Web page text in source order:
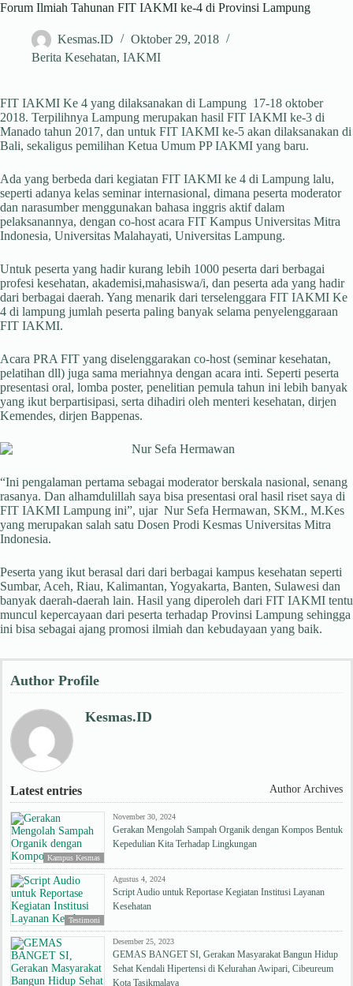
Forum Ilmiah Tahunan FIT IAKMI ke-4 di Provinsi Lampung
Kesmas.ID
Oktober 29, 2018
Berita Kesehatan, IAKMI
FIT IAKMI Ke 4 yang dilaksanakan di Lampung 17-18 oktober
2018. Terpilihnya Lampung merupakan hasil FIT IAKMI ke-3 di
Manado tahun 2017, dan untuk FIT IAKMI ke-5 akan dilaksanakan di
Bali, sekaligus pemilihan Ketua Umum PP IAKMI yang baru.
Ada yang berbeda dari kegiatan FIT IAKMI ke 4 di Lampung lalu,
seperti adanya kelas seminar internasional, dimana peserta moderator
dan narasumber menggunakan bahasa inggris aktif dalam
pelaksanannya, dengan co-host acara FIT Kampus Universitas Mitra
Indonesia, Universitas Malahayati, Universitas Lampung.
Untuk peserta yang hadir kurang lebih 1000 peserta dari berbagai
profesi kesehatan, akademisi,mahasiswa/i, dan peserta ada yang hadir
dari berbagai daerah. Yang menarik dari terselenggara FIT IAKMI Ke
4 di lampung jumlah peserta paling banyak selama penyelenggaraan
FIT IAKMI.
Acara PRA FIT yang diselenggarakan co-host (seminar kesehatan,
pelatihan dll) juga sama meriahnya dengan acara inti. Seperti peserta
presentasi oral, lomba poster, penelitian pemula tahun ini lebih banyak
yang ikut berpartisipasi, serta dihadiri oleh menteri kesehatan, dirjen
Kemendes, dirjen Bappenas.
“Ini pengalaman pertama sebagai moderator berskala nasional, senang
rasanya. Dan alhamdulillah saya bisa presentasi oral hasil riset saya di
FIT IAKMI Lampung ini”, ujar Nur Sefa Hermawan, SKM., M.Kes
yang merupakan salah satu Dosen Prodi Kesmas Universitas Mitra
Indonesia.
Peserta yang ikut berasal dari dari berbagai kampus kesehatan seperti
Sumbar, Aceh, Riau, Kalimantan, Yogyakarta, Banten, Sulawesi dan
banyak daerah-daerah lain. Hasil yang diperoleh dari FIT IAKMI tentu
muncul kepercayaan dari peserta terhadap Provinsi Lampung sehingga
ini bisa sebagai ajang promosi ilmiah dan kebudayaan yang baik.
Author Profile
Kesmas.ID
Latest entries Author Archives
Kampus Kesmas
November 30, 2024
Gerakan Mengolah Sampah Organik dengan Kompos Bentuk
Kepedulian Kita Terhadap Lingkungan
Testimoni
Agustus 4, 2024
Script Audio untuk Reportase Kegiatan Institusi Layanan
Kesehatan
Desember 25, 2023
GEMAS BANGET SI, Gerakan Masyarakat Bangun Hidup
Sehat Kendali Hipertensi di Kelurahan Awipari, Cibeureum
Kota Tasikmalaya